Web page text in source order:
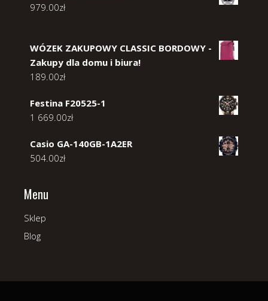
979.00zł
WÓZEK ZAKUPOWY CLASSIC BORDOWY -
Zakupy dla domu i biura!
189.00zł
Festina F20525-1
1 669.00zł
Casio GA-140GB-1A2ER
504.00zł
Menu
Sklep
Blog